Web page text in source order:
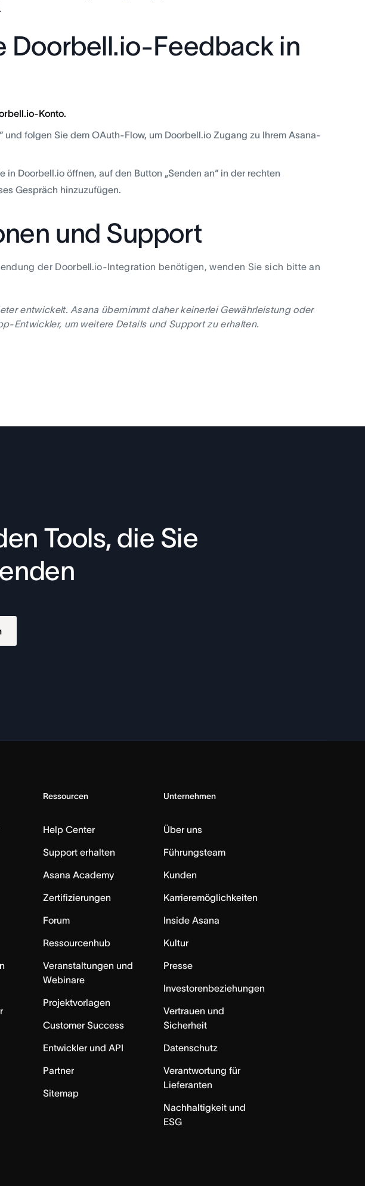
Doorbell.io-Feedback in
Konto.
und folgen Sie dem OAuth-Flow, um Doorbell.io Zugang zu Ihrem Asana-
in Doorbell.io öffnen, auf den Button „Senden an“ in der rechten
Gespräch hinzuzufügen.
und Support
der Doorbell.io-Integration benötigen, wenden Sie sich bitte an
entwickelt. Asana übernimmt daher keinerlei Gewährleistung oder
Entwickler, um weitere Details und Support zu erhalten.
Tools, die Sie
Ressourcen
Help Center
Support erhalten
Asana Academy
Zertifizierungen
Forum
Ressourcenhub
Veranstaltungen und
Webinare
Projektvorlagen
Customer Success
Entwickler und API
Partner
Sitemap
Unternehmen
Über uns
Führungsteam
Kunden
Karrieremöglichkeiten
Inside Asana
Kultur
Presse
Investorenbeziehungen
Vertrauen und
Sicherheit
Datenschutz
Verantwortung für
Lieferanten
Nachhaltigkeit und
ESG